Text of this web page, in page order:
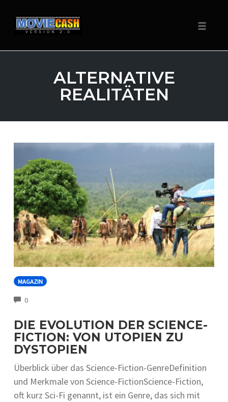
ALTERNATIVE
REALITÄTEN
MAGAZIN
0COMMENTS
DIE EVOLUTION DER SCIENCE-
FICTION: VON UTOPIEN ZU
DYSTOPIEN
Überblick über das Science-Fiction-GenreDefinition
und Merkmale von Science-FictionScience-Fiction,
oft kurz Sci-Fi genannt, ist ein Genre, das sich mit